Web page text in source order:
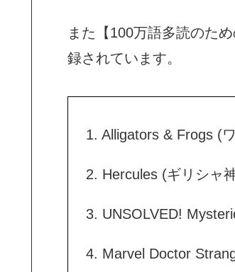
また 【100万語多読のた
録されています。
1. Alligators & Frogs (
2. Hercules (ギリシャ
3. UNSOLVED!
4. Marvel Doctor